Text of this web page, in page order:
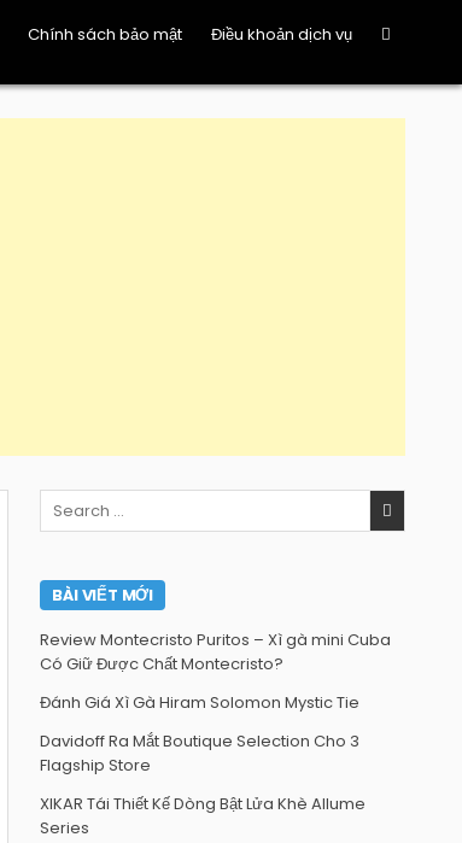
Chính sách bảo mật Điều khoản dịch vụ
Search
for:
BÀI VIẾT MỚI
Review Montecristo Puritos – Xì gà mini Cuba
Có Giữ Được Chất Montecristo?
Đánh Giá Xì Gà Hiram Solomon Mystic Tie
Davidoff Ra Mắt Boutique Selection Cho 3
Flagship Store
XIKAR Tái Thiết Kế Dòng Bật Lửa Khè Allume
Series